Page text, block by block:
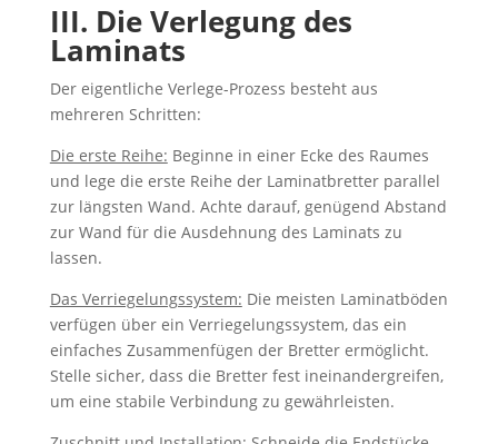
III. Die Verlegung des
Laminats
Der eigentliche Verlege-Prozess besteht aus
mehreren Schritten:
Die erste Reihe: Beginne in einer Ecke des Raumes
und lege die erste Reihe der Laminatbretter parallel
zur längsten Wand. Achte darauf, genügend Abstand
zur Wand für die Ausdehnung des Laminats zu
lassen.
Das Verriegelungssystem: Die meisten Laminatböden
verfügen über ein Verriegelungssystem, das ein
einfaches Zusammenfügen der Bretter ermöglicht.
Stelle sicher, dass die Bretter fest ineinandergreifen,
um eine stabile Verbindung zu gewährleisten.